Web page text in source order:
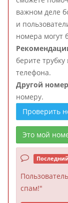
важном деле
и
номера могут
берите
телефона.
Другой
номеру.
Проверить
Это мой
Пользователь
спам!"